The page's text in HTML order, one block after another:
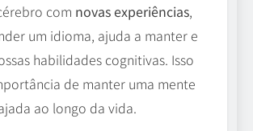
com novas experiências,
um idioma, ajuda a manter e
habilidades cognitivas. Isso
de manter uma mente
ao longo da vida.